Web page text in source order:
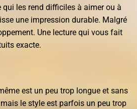
les rend difficiles à aimer ou à
une impression durable. Malgré
Une lecture qui vous fait
exacte.
est un peu trop longue et sans
le style est parfois un peu trop